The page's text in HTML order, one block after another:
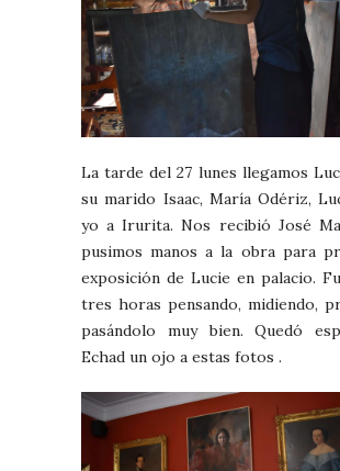
La tarde del 27 lunes llegamos
su marido Isaac, María Odériz,
yo a Irurita. Nos recibió José
pusimos manos a la obra para
exposición de Lucie en palacio.
tres horas pensando, midiendo,
pasándolo muy bien. Quedó
Echad un ojo a estas fotos .